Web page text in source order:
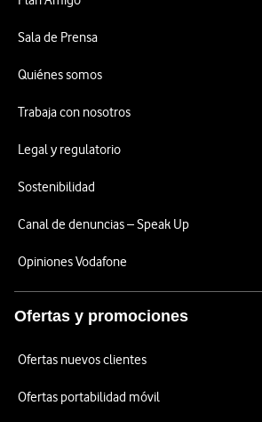
Sala de Prensa
Quiénes somos
Trabaja con nosotros
Legal y regulatorio
Sostenibilidad
Canal de denuncias – Speak Up
Opiniones Vodafone
Ofertas y promociones
Ofertas nuevos clientes
Ofertas portabilidad móvil